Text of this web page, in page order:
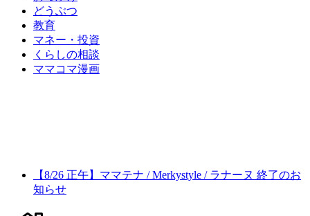
どうぶつ
教育
マネー・投資
くらしの相談
ママコマ漫画
【8/26 正午】ママテナ / Merkystyle / ラナーヌ 終了のお
知らせ